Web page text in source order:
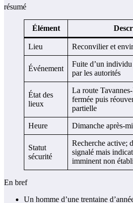
résumé
Élément
Lieu Reconvilier et
Événement
Fuite d’un
par les autorités
État des
lieux
La route
fermée puis
partielle
Heure Dimanche après-
Statut
sécurité
Recherche active;
signalé mais
imminent non
En bref
Un homme d’une trentaine